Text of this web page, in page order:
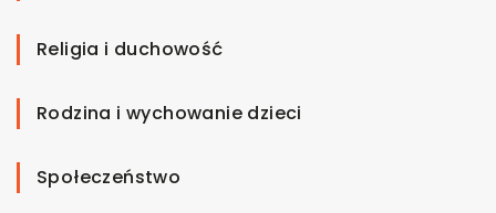
Religia i duchowość
Rodzina i wychowanie dzieci
Społeczeństwo